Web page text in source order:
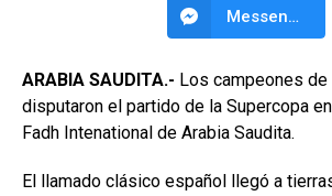
Messenger
ARABIA SAUDITA.- Los campeones de
disputaron el partido de la Supercopa
Fadh Intenational de Arabia Saudita.
El llamado clásico español llegó a